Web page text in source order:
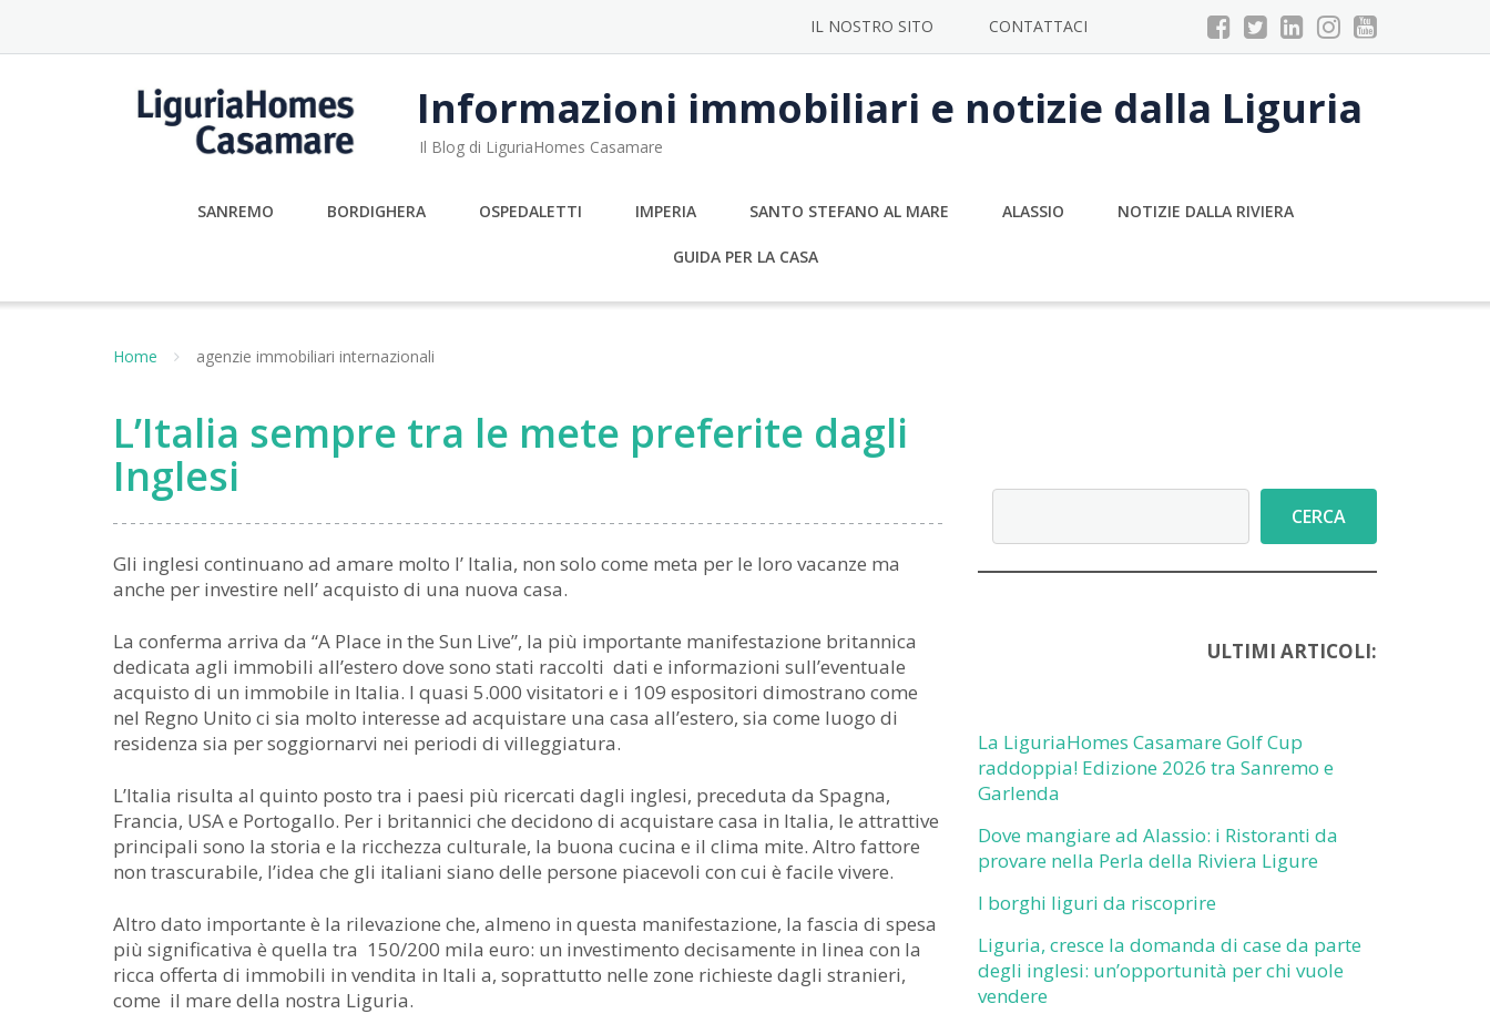
content
IL NOSTRO SITO CONTATTACI
Informazioni immobiliari e notizie dalla Liguria
Il Blog di LiguriaHomes Casamare
SANREMO BORDIGHERA OSPEDALETTI IMPERIA SANTO STEFANO AL MARE ALASSIO NOTIZIE DALLA RIVIERA
GUIDA PER LA CASA
Home agenzie immobiliari internazionali
L’Italia sempre tra le mete preferite dagli
Inglesi
Gli inglesi continuano ad amare molto l’ Italia, non solo come meta per le loro vacanze ma
anche per investire nell’ acquisto di una nuova casa.
La conferma arriva da “A Place in the Sun Live”, la più importante manifestazione britannica
dedicata agli immobili all’estero dove sono stati raccolti dati e informazioni sull’eventuale
acquisto di un immobile in Italia. I quasi 5.000 visitatori e i 109 espositori dimostrano come
nel Regno Unito ci sia molto interesse ad acquistare una casa all’estero, sia come luogo di
residenza sia per soggiornarvi nei periodi di villeggiatura.
L’Italia risulta al quinto posto tra i paesi più ricercati dagli inglesi, preceduta da Spagna,
Francia, USA e Portogallo. Per i britannici che decidono di acquistare casa in Italia, le attrattive
principali sono la storia e la ricchezza culturale, la buona cucina e il clima mite. Altro fattore
non trascurabile, l’idea che gli italiani siano delle persone piacevoli con cui è facile vivere.
Altro dato importante è la rilevazione che, almeno in questa manifestazione, la fascia di spesa
più significativa è quella tra 150/200 mila euro: un investimento decisamente in linea con la
ricca offerta di immobili in vendita in Itali a, soprattutto nelle zone richieste dagli stranieri,
come il mare della nostra Liguria.
CERCA
ULTIMI ARTICOLI:
La LiguriaHomes Casamare Golf Cup
raddoppia! Edizione 2026 tra Sanremo e
Garlenda
Dove mangiare ad Alassio: i Ristoranti da
provare nella Perla della Riviera Ligure
I borghi liguri da riscoprire
Liguria, cresce la domanda di case da parte
degli inglesi: un’opportunità per chi vuole
vendere